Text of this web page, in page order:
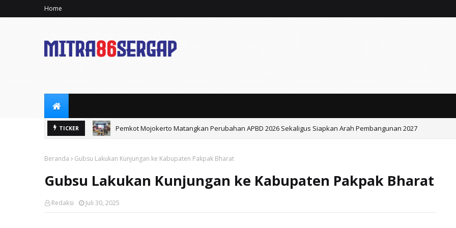
Home
TICKER
Beranda Gubsu Lakukan Kunjungan ke Kabupaten Pakpak Bharat
Gubsu Lakukan Kunjungan ke Kabupaten Pakpak Bharat
Redaksi Juli 30, 2025